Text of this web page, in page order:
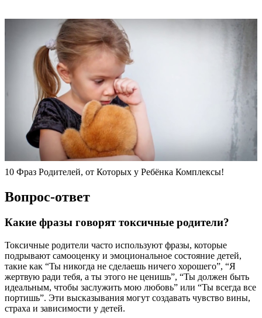
10 Фраз Родителей, от Которых у Ребёнка Комплексы!
Вопрос-ответ
Какие фразы говорят токсичные родители?
Токсичные родители часто используют фразы, которые
подрывают самооценку и эмоциональное состояние детей,
такие как “Ты никогда не сделаешь ничего хорошего”, “Я
жертвую ради тебя, а ты этого не ценишь”, “Ты должен быть
идеальным, чтобы заслужить мою любовь” или “Ты всегда все
портишь”. Эти высказывания могут создавать чувство вины,
страха и зависимости у детей.